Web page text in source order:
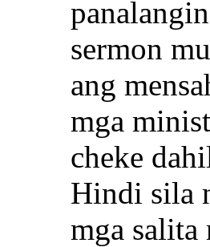
sermon
ang
mga
cheke
Hindi sila
mga salita